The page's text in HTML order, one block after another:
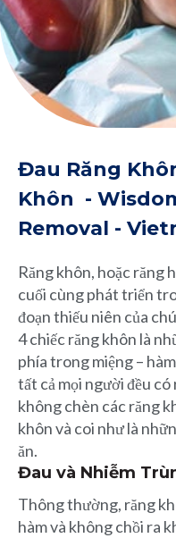
Đau Răng
Khôn -
Removal -
Răng khôn, hoặc răng
cuối cùng phát triển
đoạn thiếu niên của
4 chiếc răng khôn là
phía trong miệng –
tất cả mọi người đều
không chèn các răng
khôn và coi như là
ăn.
Đau và Nhiễm
Thông thường, răng
hàm và không chồi ra